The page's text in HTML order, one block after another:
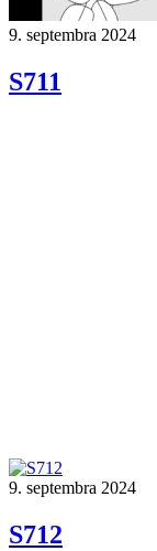
9. septembra 2024
S711
9. septembra 2024
S712